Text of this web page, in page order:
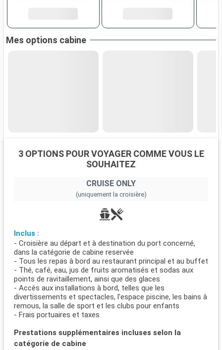
Mes options cabine
3 OPTIONS POUR VOYAGER COMME VOUS LE
SOUHAITEZ
CRUISE ONLY
(uniquement la croisière)
Inclus :
- Croisière au départ et à destination du port concerné,
dans la catégorie de cabine reservée
- Tous les repas à bord au restaurant principal et au buffet
- Thé, café, eau, jus de fruits aromatisés et sodas aux
points de ravitaillement, ainsi que des glaces
- Accès aux installations à bord, telles que les
divertissements et spectacles, l'espace piscine, les bains à
remous, la salle de sport et les clubs pour enfants
- Frais portuaires et taxes
Prestations supplémentaires incluses selon la
catégorie de cabine